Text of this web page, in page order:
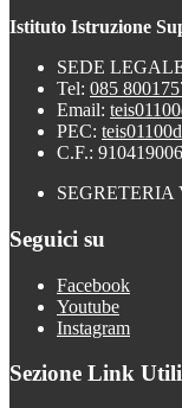
Istituto Istruzione
SEDE
Tel: 085
Email:
PEC:
C.F.:
SEGRETERIA
Seguici su
Facebook
Youtube
Instagram
Sezione Link Utili